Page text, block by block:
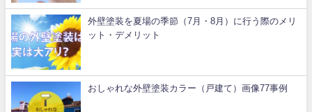
外壁塗装を夏場の季節（7月・8月）に行う際のメリ
ット・デメリット
おしゃれな外壁塗装カラー（戸建て）画像77事例